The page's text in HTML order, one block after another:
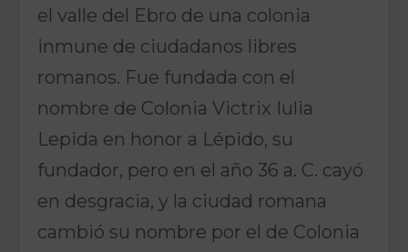
el valle del Ebro de una colonia
inmune de ciudadanos libres
romanos. Fue fundada con el
nombre de Colonia Victrix Iulia
Lepida en honor a Lépido, su
fundador, pero en el año 36 a. C. cayó
en desgracia, y la ciudad romana
cambió su nombre por el de Colonia